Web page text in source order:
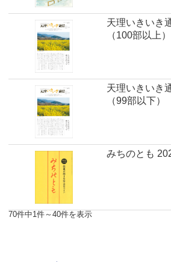
天理いきいき
（100部以上）
天理いきいき
（99部以下）
みちのとも
70件中1件～40件を表示